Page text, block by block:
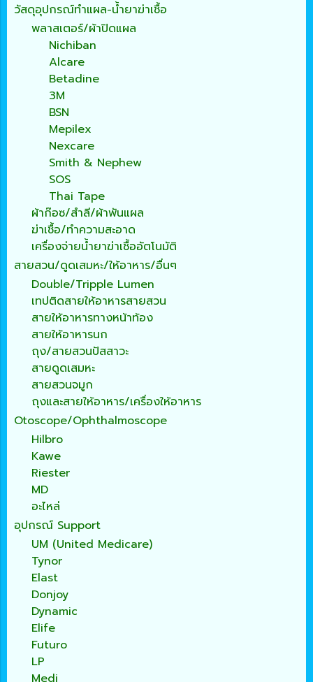
วัสดุอุปกรณ์ทำแผล-น้ำยาฆ่าเชื้อ
พลาสเตอร์/ผ้าปิดแผล
Nichiban
Alcare
Betadine
3M
BSN
Mepilex
Nexcare
Smith & Nephew
SOS
Thai Tape
ผ้าก๊อซ/สำลี/ผ้าพันแผล
ฆ่าเชื้อ/ทำความสะอาด
เครื่องจ่ายน้ำยาฆ่าเชื้ออัตโนมัติ
สายสวน/ดูดเสมหะ/ให้อาหาร/อื่นๆ
Double/Tripple Lumen
เทปติดสายให้อาหารสายสวน
สายให้อาหารทางหน้าท้อง
สายให้อาหารนก
ถุง/สายสวนปัสสาวะ
สายดูดเสมหะ
สายสวนจมูก
ถุงและสายให้อาหาร/เครื่องให้อาหาร
Otoscope/Ophthalmoscope
Hilbro
Kawe
Riester
MD
อะไหล่
อุปกรณ์ Support
UM (United Medicare)
Tynor
Elast
Donjoy
Dynamic
Elife
Futuro
LP
Medi